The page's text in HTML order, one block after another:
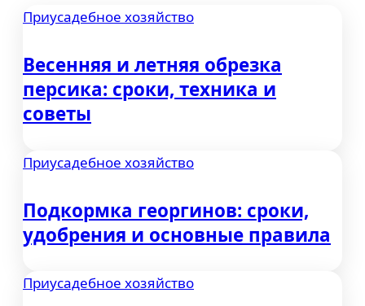
Приусадебное хозяйство
Весенняя и летняя обрезка
персика: сроки, техника и
советы
Приусадебное хозяйство
Подкормка георгинов: сроки,
удобрения и основные правила
Приусадебное хозяйство